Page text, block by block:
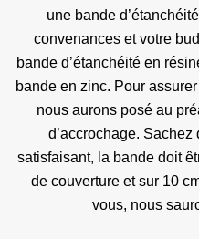
une bande
convenances et votre
bande d’étanchéité en
bande en zinc. Pour
nous aurons posé au
d’accrochage.
satisfaisant, la bande doit
de couverture et sur 10
vous, nous